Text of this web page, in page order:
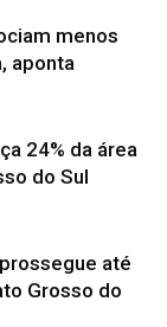
menos
aponta
24% da área
do Sul
até
Grosso do